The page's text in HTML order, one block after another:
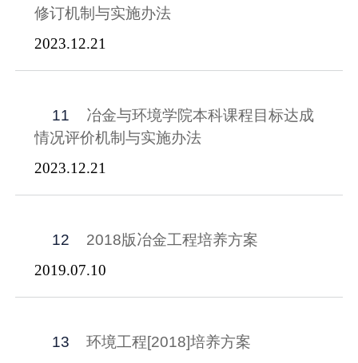
修订机制与实施办法
2023.12.21
11
冶金与环境学院本科课程目标达成
情况评价机制与实施办法
2023.12.21
12
2018版冶金工程培养方案
2019.07.10
13
环境工程[2018]培养方案